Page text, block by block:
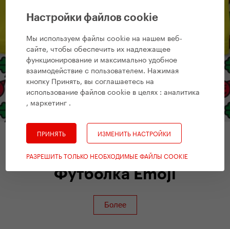
Настройки файлов cookie
Мы используем файлы cookie на нашем веб-
сайте, чтобы обеспечить их надлежащее
функционирование и максимально удобное
взаимодействие с пользователем. Нажимая
кнопку Принять, вы соглашаетесь на
использование файлов cookie в целях :аналитика
, маркетинг .
ПРИНЯТЬ ИЗМЕНИТЬ НАСТРОЙКИ
РАЗРЕШИТЬ ТОЛЬКО НЕОБХОДИМЫЕ ФАЙЛЫ COOKIE
Yedoo Аксессуары
Футболка Emoji